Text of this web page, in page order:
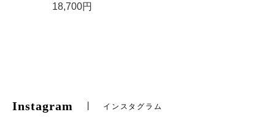
18,700円
Instagram インスタグラム